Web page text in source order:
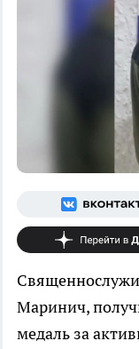
Маринич,
медаль за